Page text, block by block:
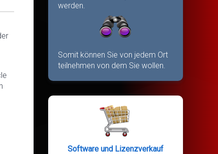
werden.
Somit können Sie von jedem Ort
teilnehmen von dem Sie wollen.
Software und Lizenzverkauf